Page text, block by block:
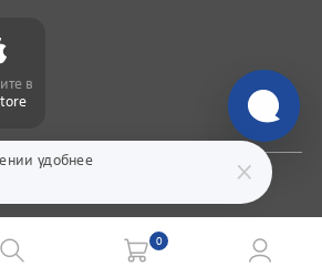
удобнее
в
0